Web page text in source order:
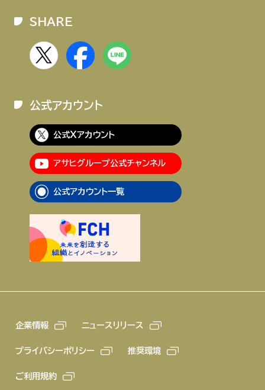
SHARE
公式アカウント
公式Xアカウント
アサヒグループ公式チャンネル
公式アカウント一覧
企業情報 ニュースリリース
プライバシーポリシー 推奨環境
ご利用規約